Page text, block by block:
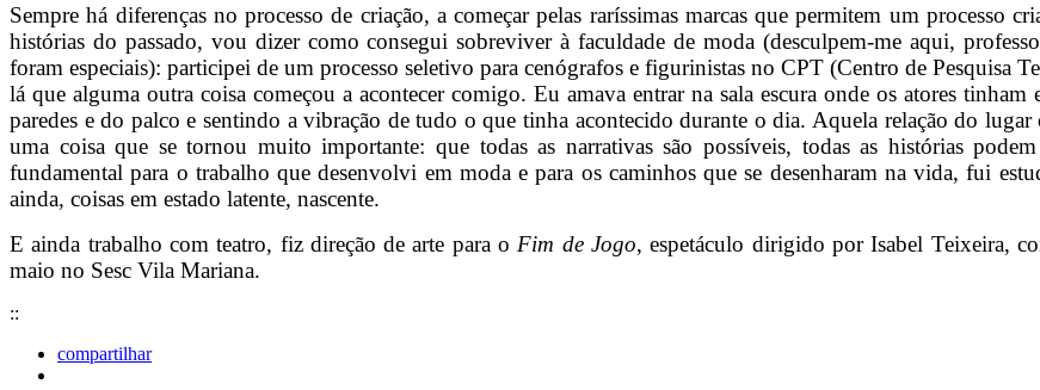
Sempre há diferenças no processo de criação, a começar pelas raríssimas marcas que permitem um processo
histórias do passado, vou dizer como consegui sobreviver à faculdade de moda (desculpem-me aqui,
foram especiais): participei de um processo seletivo para cenógrafos e figurinistas no CPT (Centro de
lá que alguma outra coisa começou a acontecer comigo. Eu amava entrar na sala escura onde os atores
paredes e do palco e sentindo a vibração de tudo o que tinha acontecido durante o dia. Aquela relação do
uma coisa que se tornou muito importante: que todas as narrativas são possíveis, todas as histórias
fundamental para o trabalho que desenvolvi em moda e para os caminhos que se desenharam na vida, fui
ainda, coisas em estado latente, nascente.
E ainda trabalho com teatro, fiz direção de arte para o Fim de Jogo, espetáculo dirigido por Isabel Teixeira,
maio no Sesc Vila Mariana.
::
compartilhar